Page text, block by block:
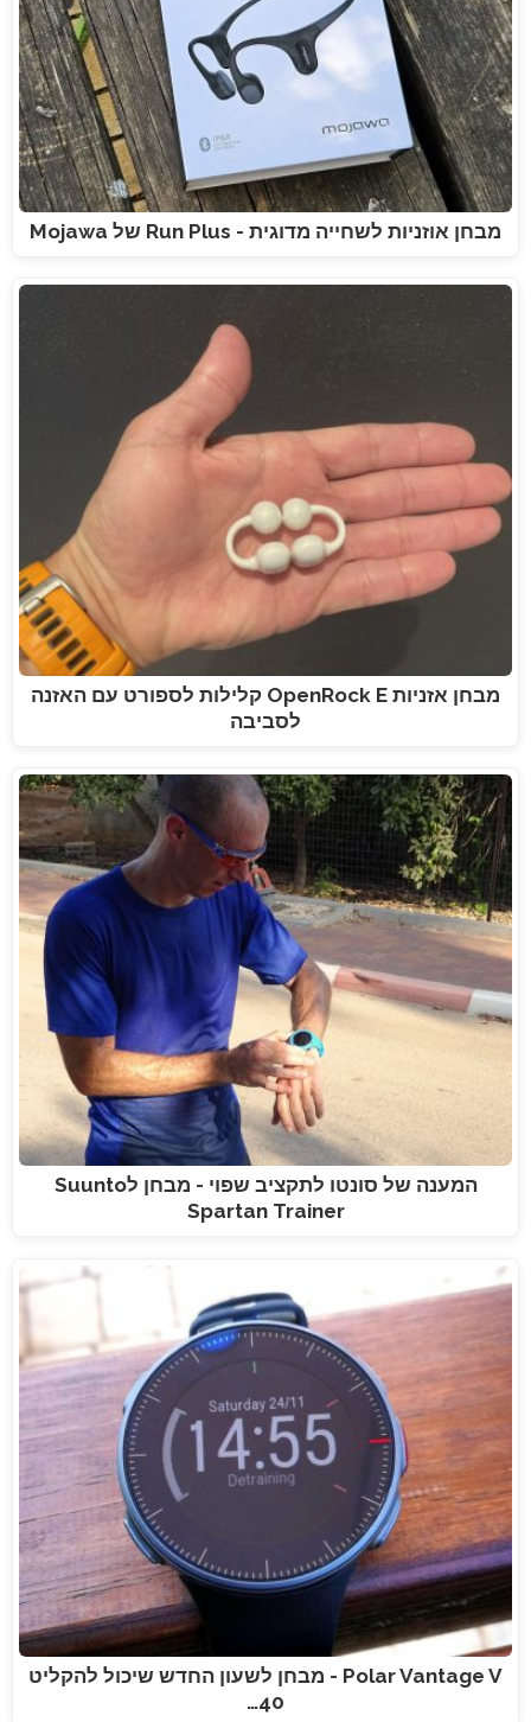
מבחן אוזניות לשחייה מדוגית - Run Plus של Mojawa
מבחן אזניות OpenRock E קלילות לספורט עם האזנה
לסביבה
המענה של סונטו לתקציב שפוי - מבחן לSuunto
Spartan Trainer
Polar Vantage V - מבחן לשעון החדש שיכול להקליט
40…